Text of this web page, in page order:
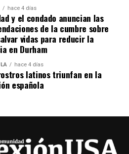
hace 4 días
y el condado anuncian las
de la cumbre sobre
vidas para reducir la
en Durham
hace 4 días
latinos triunfan en la
española